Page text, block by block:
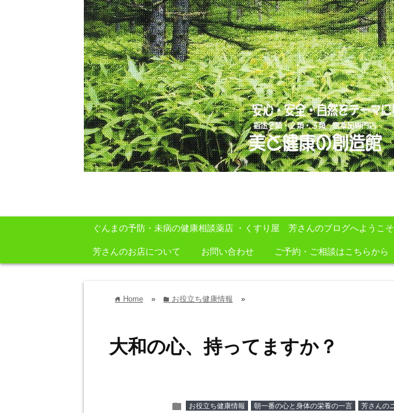
ぐんまの予防・未病の健康相談薬店 ・くすり屋 芳さんのブログへようこそ
芳さんのお店について お問い合わせ ご予約・ご相談はこちらから
home Home » folder お役立ち健康情報 »
大和の心、持ってますか？
folder お役立ち健康情報 朝一番の心と身体の栄養の一言 芳さんの